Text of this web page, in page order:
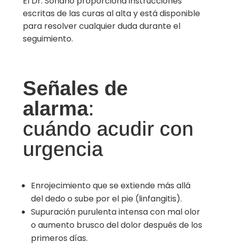
escritas de las curas al alta y está disponible
para resolver cualquier duda durante el
seguimiento.
Señales de
alarma:
cuándo acudir con
urgencia
Enrojecimiento que se extiende más allá
del dedo o sube por el pie (linfangitis).
Supuración purulenta intensa con mal olor
o aumento brusco del dolor después de los
primeros días.